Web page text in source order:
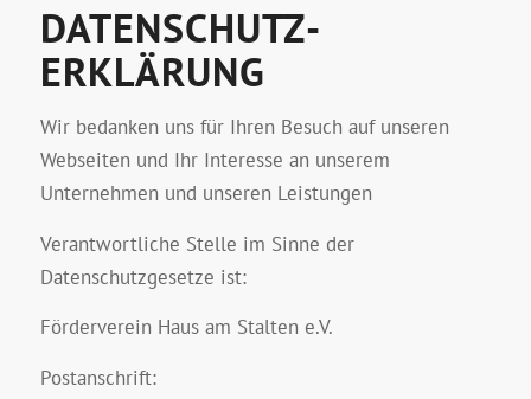
DATENSCHUTZ­
ERKLÄRUNG
Wir bedanken uns für Ihren Besuch auf unseren
Webseiten und Ihr Interesse an unserem
Unternehmen und unseren Leistungen
Verantwortliche Stelle im Sinne der
Datenschutzgesetze ist:
Förderverein Haus am Stalten e.V.
Postanschrift: